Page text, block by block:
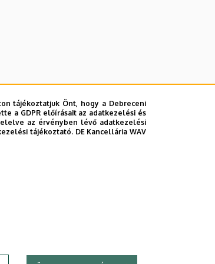
tájékoztatjuk Önt, hogy a Debreceni
a GDPR előírásait az adatkezelési és
az érvényben lévő adatkezelési
tájékoztató. DE Kancellária WAV